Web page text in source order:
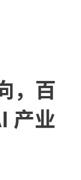
，百
产业